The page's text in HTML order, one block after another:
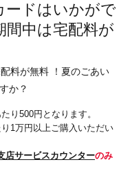
ードはいかがで
間中は宅配料が
料が無料 ！夏のごあい
か？
り500円となります。
1万円以上ご購入いただい
店サービスカウンターのみ